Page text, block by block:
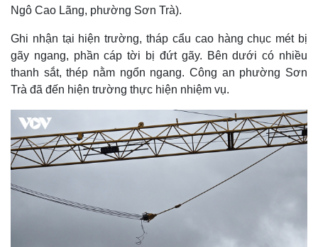
Ngô Cao Lãng, phường Sơn Trà).
Ghi nhận tại hiện trường, tháp cẩu cao hàng chục mét bị
gãy ngang, phần cáp tời bị đứt gãy. Bên dưới có nhiều
thanh sắt, thép nằm ngổn ngang. Công an phường Sơn
Trà đã đến hiện trường thực hiện nhiệm vụ.